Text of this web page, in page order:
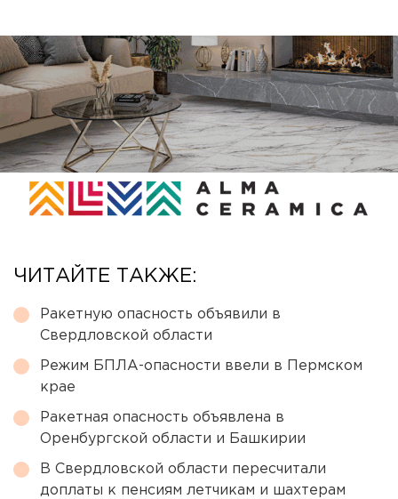
ЧИТАЙТЕ ТАКЖЕ:
Ракетную опасность объявили в
Свердловской области
Режим БПЛА-опасности ввели в Пермском
крае
Ракетная опасность объявлена в
Оренбургской области и Башкирии
В Свердловской области пересчитали
доплаты к пенсиям летчикам и шахтерам